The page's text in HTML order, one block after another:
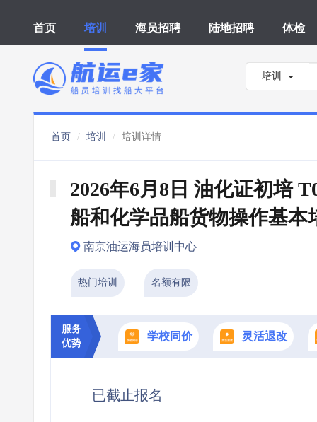
首页 培训 海员招聘 陆地招聘 体检
培训
首页 培训 培训详情
2026年6月8日 油化证初培
船和化学品船货物操作基本
南京油运海员培训中心
热门培训 名额有限
服务
优势
学校同价 灵活退改
已截止报名